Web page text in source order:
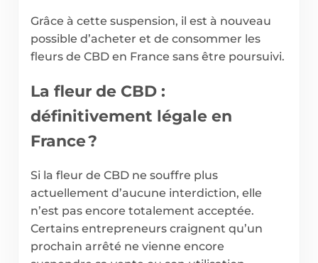
Grâce à cette suspension, il est à nouveau
possible d’acheter et de consommer les
fleurs de CBD en France sans être poursuivi.
La fleur de CBD :
définitivement légale en
France ?
Si la fleur de CBD ne souffre plus
actuellement d’aucune interdiction, elle
n’est pas encore totalement acceptée.
Certains entrepreneurs craignent qu’un
prochain arrêté ne vienne encore